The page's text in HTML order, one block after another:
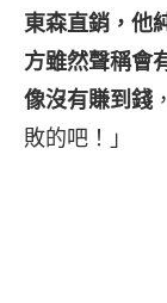
東森直銷，他
方雖然聲稱會
像沒有賺到錢
敗的吧！」